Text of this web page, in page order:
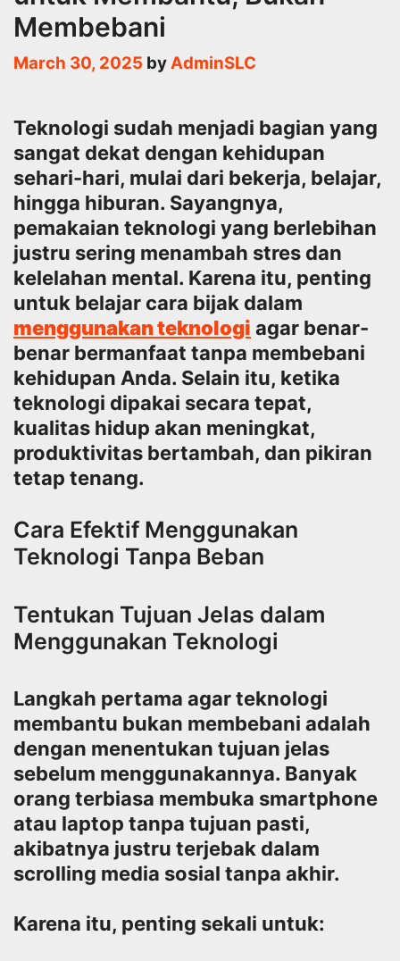
Membebani
March 30, 2025 byAdminSLC
Teknologi sudah menjadi bagian yang
sangat dekat dengan kehidupan
sehari-hari, mulai dari bekerja, belajar,
hingga hiburan. Sayangnya,
pemakaian teknologi yang berlebihan
justru sering menambah stres dan
kelelahan mental. Karena itu, penting
untuk belajar cara bijak dalam
menggunakan teknologi agar benar-
benar bermanfaat tanpa membebani
kehidupan Anda. Selain itu, ketika
teknologi dipakai secara tepat,
kualitas hidup akan meningkat,
produktivitas bertambah, dan pikiran
tetap tenang.
Cara Efektif Menggunakan
Teknologi Tanpa Beban
Tentukan Tujuan Jelas dalam
Menggunakan Teknologi
Langkah pertama agar teknologi
membantu bukan membebani adalah
dengan menentukan tujuan jelas
sebelum menggunakannya. Banyak
orang terbiasa membuka smartphone
atau laptop tanpa tujuan pasti,
akibatnya justru terjebak dalam
scrolling media sosial tanpa akhir.
Karena itu, penting sekali untuk: